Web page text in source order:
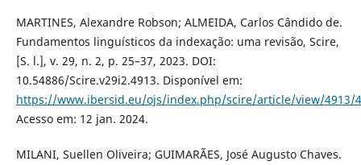
MARTINES, Alexandre Robson; ALMEIDA, Carlos Cândido de.
Fundamentos linguísticos da indexação: uma revisão, Scire,
[S. l.], v. 29, n. 2, p. 25–37, 2023. DOI:
10.54886/Scire.v29i2.4913. Disponível em:
https://www.ibersid.eu/ojs/index.php/scire/article/view/4913/
Acesso em: 12 jan. 2024.
MILANI, Suellen Oliveira; GUIMARÃES, José Augusto Chaves.